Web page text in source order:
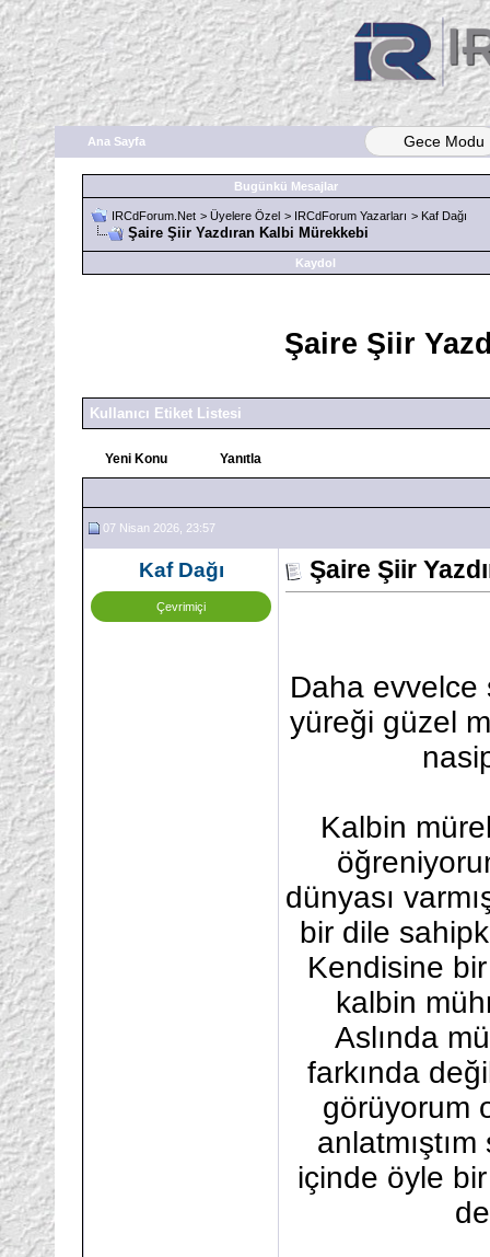
Ana Sayfa Gece Modu
Bugünkü Mesajlar
IRCdForum.Net > Üyelere Özel > IRCdForum Yazarları > Kaf Dağı
Şaire Şiir Yazdıran Kalbi Mürekkebi
Kaydol
Şaire Şiir
Kullanıcı Etiket Listesi
Yeni Konu Yanıtla
07 Nisan 2026, 23:57
Kaf Dağı
Çevrimiçi
Şaire Şiir
Daha evvelce
yüreği güzel
Kalbin
dünyası
bir dile
Kendisine
kalbin
Aslında
farkında
görüyorum
içinde öyle